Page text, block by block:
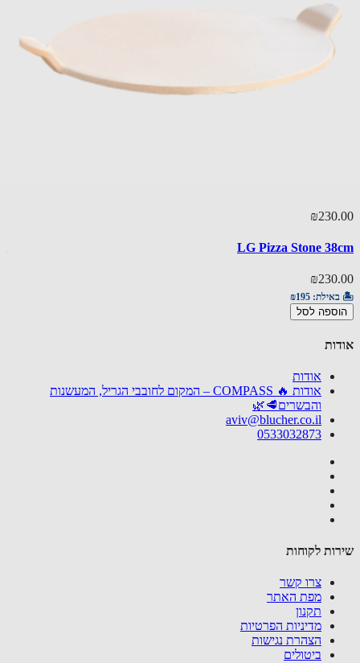
LG Pizza Stone
₪195
לסל
אודות
אודות 🔥 COMPASS – המקום לחובבי הגריל, המעשנות
והבשרים🥩🌿
aviv@blucher.co.il
0533032873
לקוחות
צרו קשר
מפת האתר
תקנון
מדיניות הפרטיות
הצהרת נגישות
ביטולים